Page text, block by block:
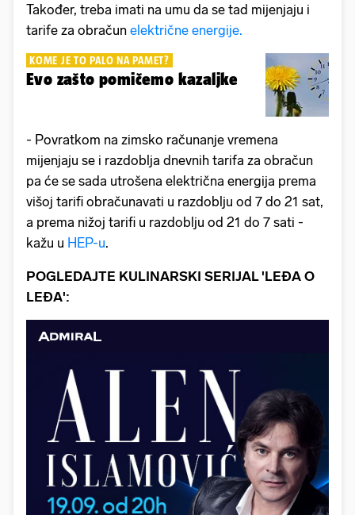
Također, treba imati na umu da se tad mijenjaju i
tarife za obračun električne energije.
KOME JE TO PALO NA PAMET?
Evo zašto pomičemo kazaljke
- Povratkom na zimsko računanje vremena
mijenjaju se i razdoblja dnevnih tarifa za obračun
pa će se sada utrošena električna energija prema
višoj tarifi obračunavati u razdoblju od 7 do 21 sat,
a prema nižoj tarifi u razdoblju od 21 do 7 sati -
kažu u HEP-u.
POGLEDAJTE KULINARSKI SERIJAL 'LEĐA O
LEĐA':